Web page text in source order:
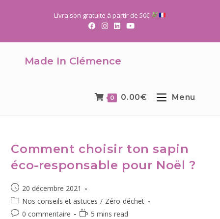
Livraison gratuite à partir de 50€
Made In Clémence
0 0.00€ Menu
Comment choisir ton sapin
éco-responsable pour Noël ?
20 décembre 2021
Nos conseils et astuces / Zéro-déchet
0 commentaire
5 mins read